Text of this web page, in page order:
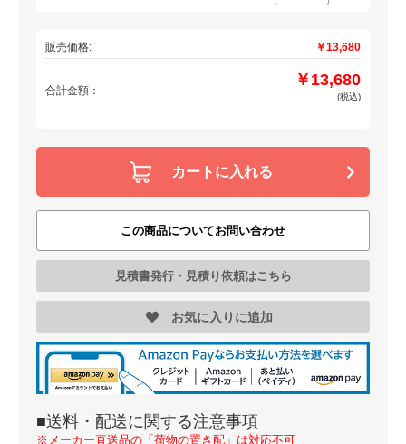
販売価格: ￥13,680
合計金額：
￥13,680
(税込)
カートに入れる
この商品についてお問い合わせ
見積書発行・見積り依頼はこちら
お気に入りに追加
■送料・配送に関する注意事項
※メーカー直送品の「荷物の置き配」は対応不可